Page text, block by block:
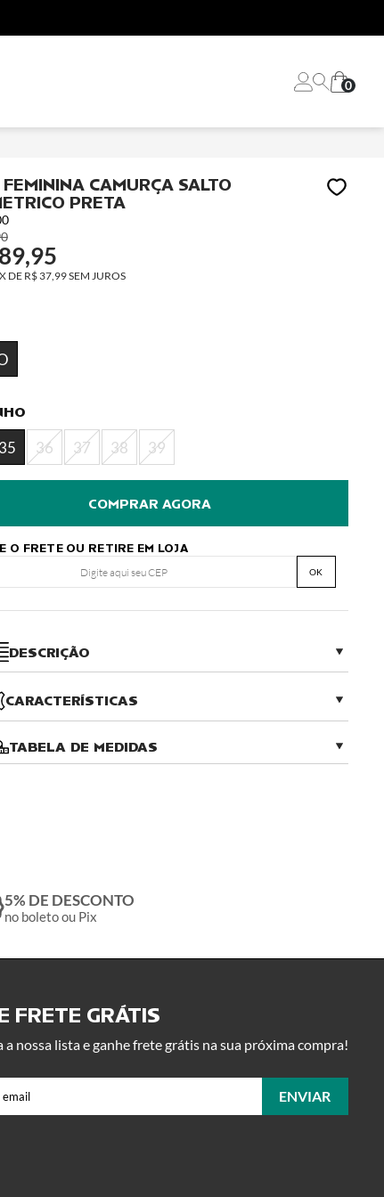
0
CAMURÇA SALTO
PRETA
DE R$ 37,99SEM JUROS
35 36 37 38 39
O FRETE OU RETIRE EM LOJA
OK
DESCRIÇÃO
CARACTERÍSTICAS
TABELA DE MEDIDAS
5% DE DESCONTO
no boleto ou Pix
FRETE GRÁTIS
a nossa lista e ganhe frete grátis na sua próxima compra!
ENVIAR